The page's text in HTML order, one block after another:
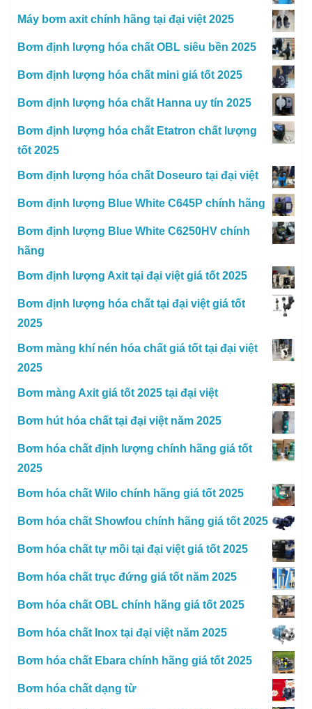
Máy bơm axit chính hãng tại đại việt 2025
Bơm định lượng hóa chất OBL siêu bền 2025
Bơm định lượng hóa chất mini giá tốt 2025
Bơm định lượng hóa chất Hanna uy tín 2025
Bơm định lượng hóa chất Etatron chất lượng
tốt 2025
Bơm định lượng hóa chất Doseuro tại đại việt
Bơm định lượng Blue White C645P chính hãng
Bơm định lượng Blue White C6250HV chính
hãng
Bơm định lượng Axit tại đại việt giá tốt 2025
Bơm định lượng hóa chất tại đại việt giá tốt
2025
Bơm màng khí nén hóa chất giá tốt tại đại việt
2025
Bơm màng Axit giá tốt 2025 tại đại việt
Bơm hút hóa chất tại đại việt năm 2025
Bơm hóa chất định lượng chính hãng giá tốt
2025
Bơm hóa chất Wilo chính hãng giá tốt 2025
Bơm hóa chất Showfou chính hãng giá tốt 2025
Bơm hóa chất tự mồi tại đại việt giá tốt 2025
Bơm hóa chất trục đứng giá tốt năm 2025
Bơm hóa chất OBL chính hãng giá tốt 2025
Bơm hóa chất Inox tại đại việt năm 2025
Bơm hóa chất Ebara chính hãng giá tốt 2025
Bơm hóa chất dạng từ